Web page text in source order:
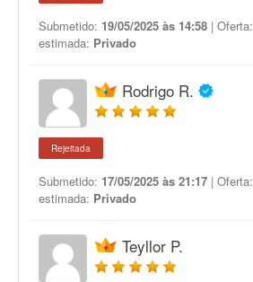
Submetido: 19/05/2025 às 14:58 | Oferta:
estimada: Privado
Rodrigo R.
Rejeitada
Submetido: 17/05/2025 às 21:17 | Oferta:
estimada: Privado
Teyllor P.